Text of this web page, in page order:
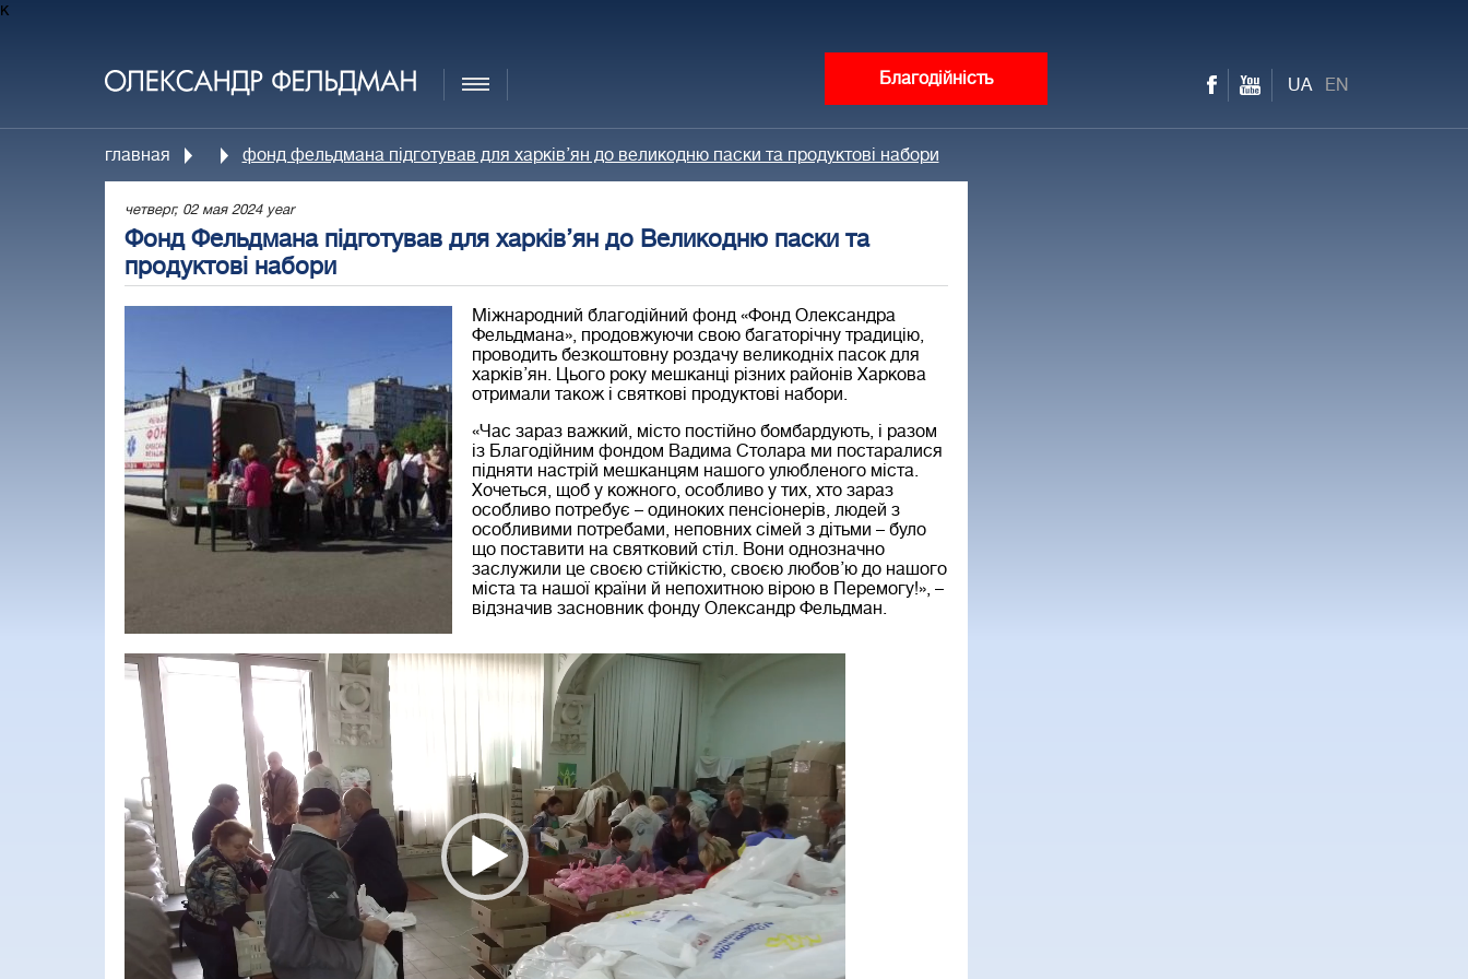
к
Благодійність UA EN
главная фонд фельдмана підготував для харків’ян до великодню паски та продуктові набори
четверг, 02 мая 2024 year
Фонд Фельдмана підготував для харків’ян до Великодню паски та
продуктові набори
Міжнародний благодійний фонд «Фонд Олександра
Фельдмана», продовжуючи свою багаторічну традицію,
проводить безкоштовну роздачу великодніх пасок для
харків’ян. Цього року мешканці різних районів Харкова
отримали також і святкові продуктові набори.
«Час зараз важкий, місто постійно бомбардують, і разом
із Благодійним фондом Вадима Столарами постаралися
підняти настрій мешканцям нашого улюбленого міста.
Хочеться, щоб у кожного, особливо у тих, хто зараз
особливо потребує – одиноких пенсіонерів, людей з
особливими потребами, неповних сімей з дітьми – було
що поставити на святковий стіл. Вони однозначно
заслужили це своєю стійкістю, своєю любов’ю до нашого
міста та нашої країни й непохитною вірою в Перемогу!», –
відзначив засновник фонду Олександр Фельдман.
Player